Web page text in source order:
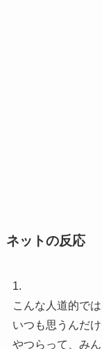
ネットの反応
1.
こんな人道的で
いつも思うんだ
やつらって、み